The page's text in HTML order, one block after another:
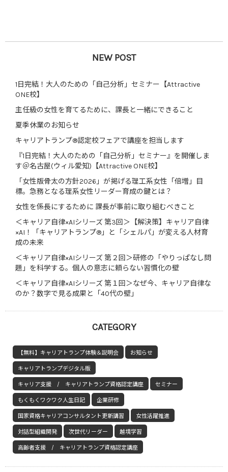
NEW POST
1日完結！大人のための「自己分析」セミナー【Attractive
ONE校】
主任級の女性を育てるために、課長と一緒にできること
夏季休業のお知らせ
キャリアトランプ®認定校フェアで講座を担当します
『1日完結！大人のための「自己分析」セミナー』を開催しま
す＠名古屋(ウィル愛知)【Attractive ONE校】
「女性版骨太の方針2026」が掲げる理工系女性「倍増」目
標。急務となる理系女性リーダー育成の鍵とは？
女性を係長にするために 課長が事前に取り組むべきこと
＜キャリア自律×AIシリーズ 第3回＞【解決策】キャリア自律
×AI！「キャリアトランプ®」と「シェルパ」が変える人材育
成の未来
＜キャリア自律×AIシリーズ 第２回＞研修の「やりっぱなし問
題」を科学する。個人の意志に頼らない習慣化の壁
＜キャリア自律×AIシリーズ 第１回＞なぜ今、キャリア自律な
のか？数字で見る成果と「40代の壁」
CATEGORY
【無料】キャリアトランプ体験＆説明会 お知らせ
キャリアトランプデジタル版
キャリア支援 / キャリアトランプ資格認定講座 セミナー
もくもくワクワク人生日記 企業研修
国家資格キャリアコンサルタント更新講習 女性活躍推進
対話型組織開発 次世代リーダー 越境学習
高齢者支援 / キャリアトランプ資格認定講座